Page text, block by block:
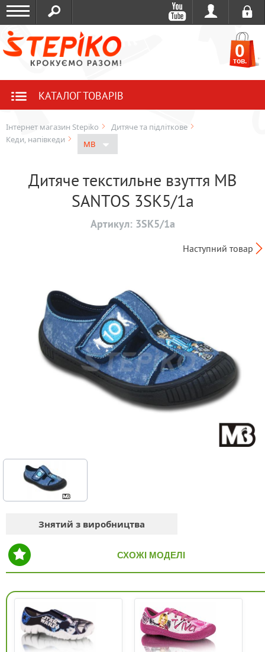
0
тов.
КАТАЛОГ ТОВАРІВ
Інтернет магазин Stepiko
Дитяче та підліткове
Кеди, напівкеди
MB
Дитяче текстильне взуття MB
SANTOS 3SK5/1a
Артикул: 3SK5/1a
Наступний товар
Знятий з виробництва
СХОЖІ МОДЕЛІ